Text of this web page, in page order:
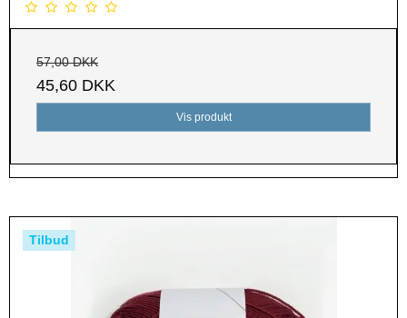
57,00 DKK
45,60 DKK
Vis produkt
Tilbud